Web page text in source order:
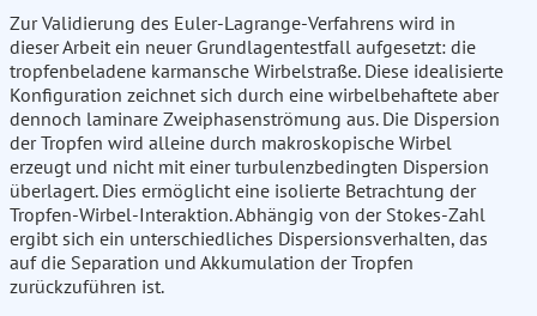
Zur Validierung des Euler-Lagrange-Verfahrens wird in
dieser Arbeit ein neuer Grundlagentestfall aufgesetzt: die
tropfenbeladene karmansche Wirbelstraße. Diese idealisierte
Konfiguration zeichnet sich durch eine wirbelbehaftete aber
dennoch laminare Zweiphasenströmung aus. Die Dispersion
der Tropfen wird alleine durch makroskopische Wirbel
erzeugt und nicht mit einer turbulenzbedingten Dispersion
überlagert. Dies ermöglicht eine isolierte Betrachtung der
Tropfen-Wirbel-Interaktion. Abhängig von der Stokes-Zahl
ergibt sich ein unterschiedliches Dispersionsverhalten, das
auf die Separation und Akkumulation der Tropfen
zurückzuführen ist.